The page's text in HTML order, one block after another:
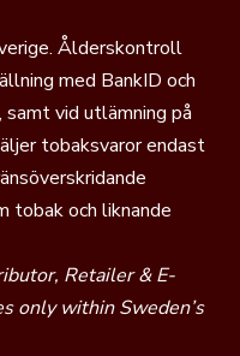
Ålderskontroll
med BankID och
vid utlämning på
tobaksvaror endast
tobak och liknande
Retailer & E-
only within Sweden’s